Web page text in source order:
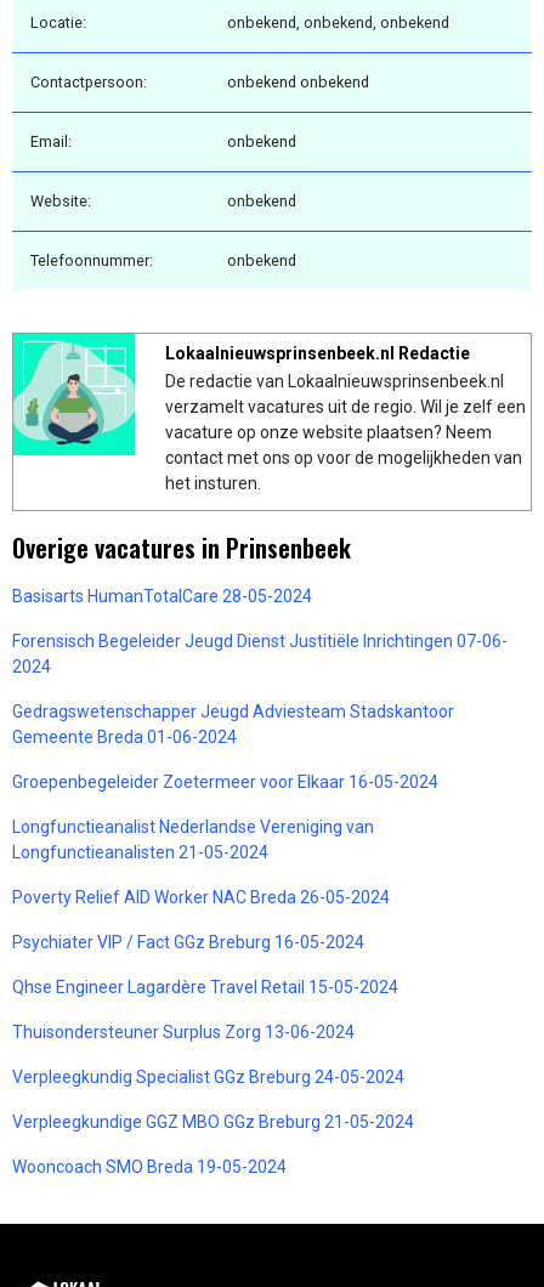
Locatie: onbekend, onbekend, onbekend
Contactpersoon: onbekend onbekend
Email: onbekend
Website: onbekend
Telefoonnummer: onbekend
Lokaalnieuwsprinsenbeek.nl Redactie
De redactie van Lokaalnieuwsprinsenbeek.nl
verzamelt vacatures uit de regio. Wil je zelf een
vacature op onze website plaatsen? Neem
contact met ons op voor de mogelijkheden van
het insturen.
Overige vacatures in Prinsenbeek
Basisarts HumanTotalCare 28-05-2024
Forensisch Begeleider Jeugd Dienst Justitiële Inrichtingen 07-06-
2024
Gedragswetenschapper Jeugd Adviesteam Stadskantoor
Gemeente Breda 01-06-2024
Groepenbegeleider Zoetermeer voor Elkaar 16-05-2024
Longfunctieanalist Nederlandse Vereniging van
Longfunctieanalisten 21-05-2024
Poverty Relief AID Worker NAC Breda 26-05-2024
Psychiater VIP / Fact GGz Breburg 16-05-2024
Qhse Engineer Lagardère Travel Retail 15-05-2024
Thuisondersteuner Surplus Zorg 13-06-2024
Verpleegkundig Specialist GGz Breburg 24-05-2024
Verpleegkundige GGZ MBO GGz Breburg 21-05-2024
Wooncoach SMO Breda 19-05-2024